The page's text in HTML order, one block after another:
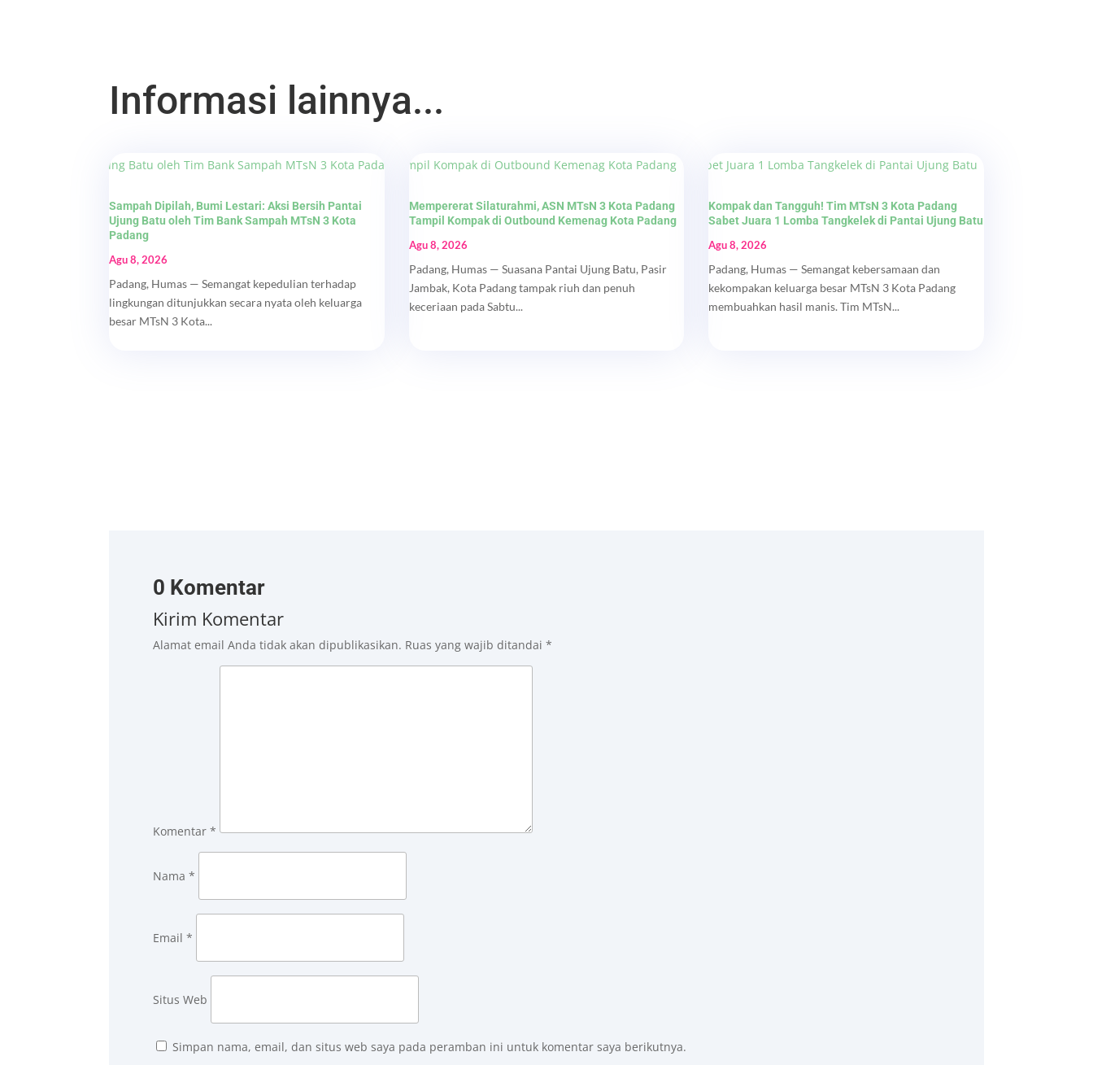
Informasi lainnya...
Sampah Dipilah, Bumi Lestari: Aksi Bersih Pantai
Ujung Batu oleh Tim Bank Sampah MTsN 3 Kota
Padang
Agu 8, 2026
Padang, Humas — Semangat kepedulian terhadap
lingkungan ditunjukkan secara nyata oleh keluarga
besar MTsN 3 Kota...
Mempererat Silaturahmi, ASN MTsN 3 Kota Padang
Tampil Kompak di Outbound Kemenag Kota Padang
Agu 8, 2026
Padang, Humas — Suasana Pantai Ujung Batu, Pasir
Jambak, Kota Padang tampak riuh dan penuh
keceriaan pada Sabtu...
Kompak dan Tangguh! Tim MTsN 3 Kota Padang
Sabet Juara 1 Lomba Tangkelek di Pantai Ujung Batu
Agu 8, 2026
Padang, Humas — Semangat kebersamaan dan
kekompakan keluarga besar MTsN 3 Kota Padang
membuahkan hasil manis. Tim MTsN...
0 Komentar
Kirim Komentar
Alamat email Anda tidak akan dipublikasikan. Ruas yang wajib ditandai*
Komentar*
Nama*
Email*
Situs Web
Simpan nama, email, dan situs web saya pada peramban ini untuk komentar saya berikutnya.